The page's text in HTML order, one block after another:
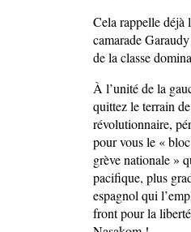
Cela rappelle déjà
camarade
de la classe
À l’unité de la
quittez le terrain
révolutionnaire,
pour vous le «
grève nationale »
pacifique, plus
espagnol qui
front pour la